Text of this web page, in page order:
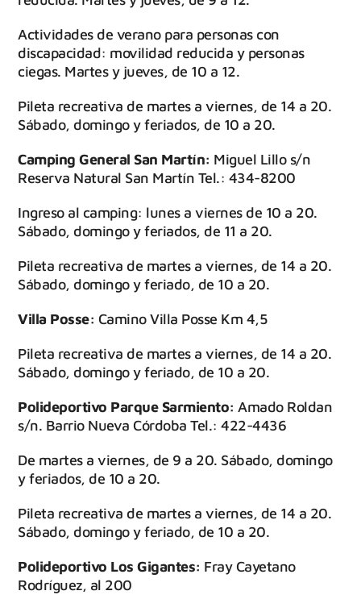
Actividades de verano para personas con
discapacidad: movilidad reducida y personas
ciegas. Martes y jueves, de 10 a 12.
Pileta recreativa de martes a viernes, de 14 a 20.
Sábado, domingo y feriados, de 10 a 20.
Camping General San Martín: Miguel Lillo s/n
Reserva Natural San Martín Tel.: 434-8200
Ingreso al camping: lunes a viernes de 10 a 20.
Sábado, domingo y feriados, de 11 a 20.
Pileta recreativa de martes a viernes, de 14 a 20.
Sábado, domingo y feriado, de 10 a 20.
Villa Posse: Camino Villa Posse Km 4,5
Pileta recreativa de martes a viernes, de 14 a 20.
Sábado, domingo y feriado, de 10 a 20.
Polideportivo Parque Sarmiento: Amado Roldan
s/n. Barrio Nueva Córdoba Tel.: 422-4436
De martes a viernes, de 9 a 20. Sábado, domingo
y feriados, de 10 a 20.
Pileta recreativa de martes a viernes, de 14 a 20.
Sábado, domingo y feriado, de 10 a 20.
Polideportivo Los Gigantes: Fray Cayetano
Rodríguez, al 200